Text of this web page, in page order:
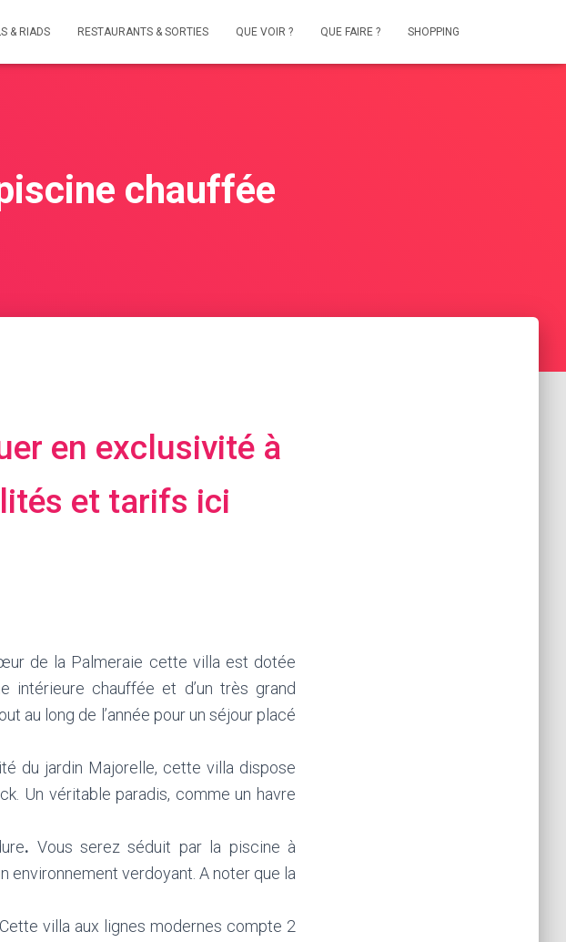
& RIADS RESTAURANTS & SORTIES QUE VOIR ? QUE FAIRE ? SHOPPING
chauffée
en exclusivité à
et tarifs ici
de la Palmeraie cette villa est dotée
intérieure chauffée et d’un très grand
au long de l’année pour un séjour placé
du jardin Majorelle, cette villa dispose
Un véritable paradis, comme un havre
. Vous serez séduit par la piscine à
environnement verdoyant. A noter que la
villa aux lignes modernes compte 2